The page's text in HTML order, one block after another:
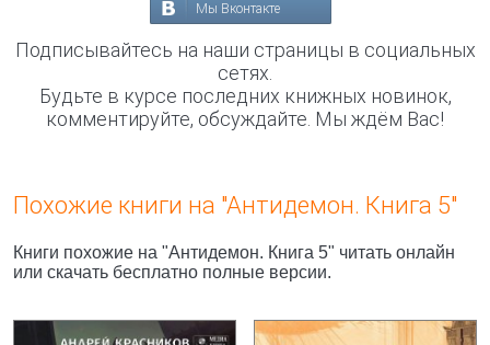
Мы Вконтакте
Подписывайтесь на наши страницы в социальных
сетях.
Будьте в курсе последних книжных новинок,
комментируйте, обсуждайте. Мы ждём Вас!
Похожие книги на "Антидемон. Книга 5"
Книги похожие на "Антидемон. Книга 5" читать онлайн
или скачать бесплатно полные версии.